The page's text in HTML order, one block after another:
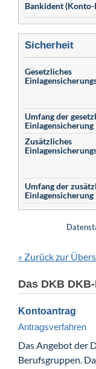
Bankident (Konto-
Sicherheit
Gesetzliches
Umfang der
Einlagensicherung
Zusätzliches
Umfang der
Einlagensicherung
« Zurück zur
Das DKB
Kontoantrag
Antragsverfahren
Das Angebot der
Berufsgruppen.